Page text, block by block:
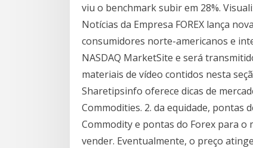
viu o benchmark subir em 28%.
Notícias da Empresa FOREX lança
consumidores norte-americanos e
NASDAQ MarketSite e será
materiais de vídeo contidos nesta
Sharetipsinfo oferece dicas de
Commodities. 2. da equidade,
Commodity e pontas do Forex para o
vender. Eventualmente, o preço